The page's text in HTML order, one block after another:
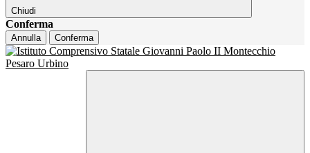
Chiudi
Conferma
Annulla Conferma